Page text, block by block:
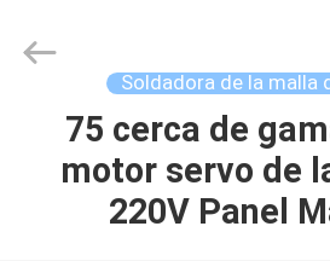
HOGAR
PRODUCTOS
Mesh
Products
Soldadora de la malla
75 cerca de
motor servo de
220V Panel